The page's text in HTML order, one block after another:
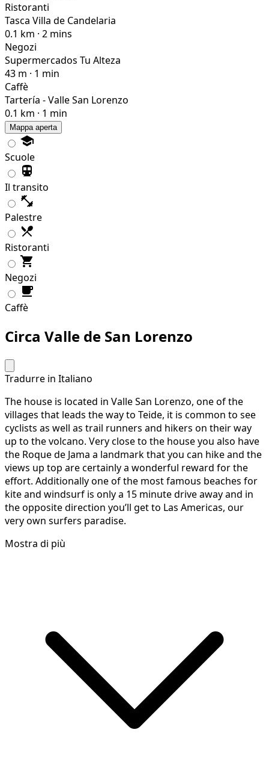
Anteprima della mappa
Scuole
VIAJES ARTESUR SL
3.6 km · 49 mins
Ristoranti
Tasca Villa de Candelaria
0.1 km · 2 mins
Negozi
Supermercados Tu Alteza
43 m · 1 min
Caffè
Tartería - Valle San Lorenzo
0.1 km · 1 min
Mappa aperta
Scuole
Il transito
Palestre
Ristoranti
Negozi
Caffè
Tradurre in Italiano
The house is located in Valle San Lorenzo, one of the
villages that leads the way to Teide, it is common to see
cyclists as well as trail runners and hikers on their way
up to the volcano. Very close to the house you also have
the Roque de Jama a landmark that you can hike and the
views up top are certainly a wonderful reward for the
kite and windsurf is only a 15 minute drive away and in